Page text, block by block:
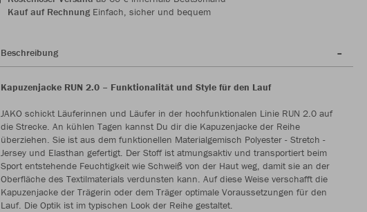
Kauf auf RechnungEinfach, sicher und bequem
Beschreibung
Kapuzenjacke RUN 2.0 – Funktionalität und Style für den Lauf
JAKO schickt Läuferinnen und Läufer in der hochfunktionalen Linie RUN 2.0 auf
die Strecke. An kühlen Tagen kannst Du dir die Kapuzenjacke der Reihe
überziehen. Sie ist aus dem funktionellen Materialgemisch Polyester - Stretch -
Jersey und Elasthan gefertigt. Der Stoff ist atmungsaktiv und transportiert beim
Sport entstehende Feuchtigkeit wie Schweiß von der Haut weg, damit sie an der
Oberfläche des Textilmaterials verdunsten kann. Auf diese Weise verschafft die
Kapuzenjacke der Trägerin oder dem Träger optimale Voraussetzungen für den
Lauf. Die Optik ist im typischen Look der Reihe gestaltet.